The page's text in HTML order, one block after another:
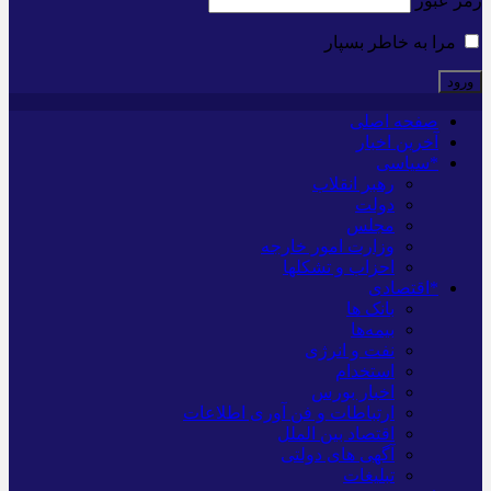
مرا به خاطر بسپار
صفحه اصلی
آخرین اخبار
*سیاسی
رهبر انقلاب
دولت
مجلس
وزارت امور خارجه
احزاب و تشکلها
*اقتصادی
بانک ها
بیمه‌ها
نفت و انرژی
استخدام
اخبار بورس
ارتباطات و فن آوری اطلاعات
اقتصاد بین الملل
آگهی های دولتی
تبلیغات